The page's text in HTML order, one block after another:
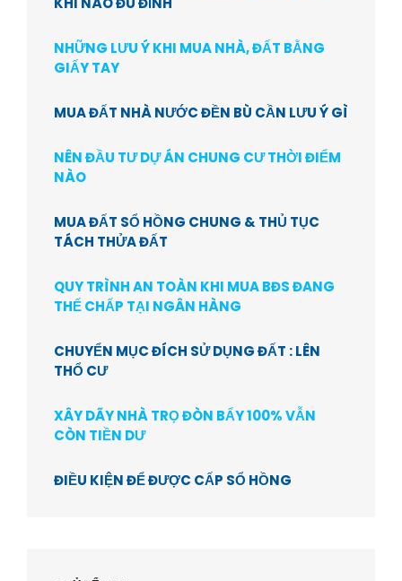
NHỮNG LƯU Ý KHI MUA NHÀ, ĐẤT BẰNG
GIẤY TAY
MUA ĐẤT NHÀ NƯỚC ĐỀN BÙ CẦN LƯU Ý GÌ
NÊN ĐẦU TƯ DỰ ÁN CHUNG CƯ THỜI ĐIỂM
NÀO
MUA ĐẤT SỔ HỒNG CHUNG & THỦ TỤC
TÁCH THỬA ĐẤT
QUY TRÌNH AN TOÀN KHI MUA BĐS ĐANG
THẾ CHẤP TẠI NGÂN HÀNG
CHUYỂN MỤC ĐÍCH SỬ DỤNG ĐẤT : LÊN
THỔ CƯ
XÂY DÃY NHÀ TRỌ ĐÒN BẨY 100% VẪN
CÒN TIỀN DƯ
ĐIỀU KIỆN ĐỂ ĐƯỢC CẤP SỔ HỒNG